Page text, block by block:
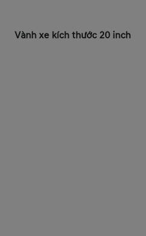
Vành xe kích thước 20 inch